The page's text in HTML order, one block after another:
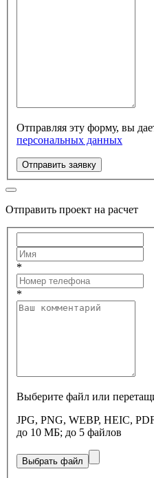
Отправляя эту форму, вы
персональных данных
Отправить заявку
Отправить проект на расчет
*
*
Выберите файл или
JPG, PNG, WEBP, HEIC,
до 10 МБ; до 5 файлов
Выбрать файл